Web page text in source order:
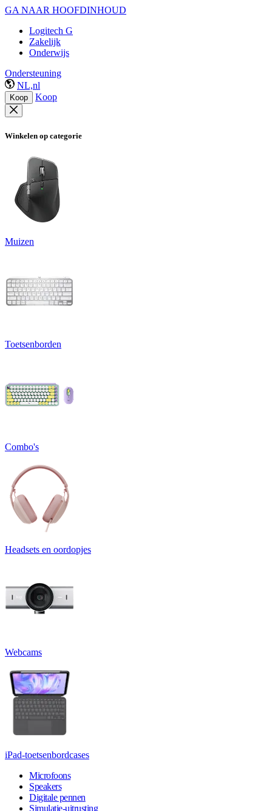
GA NAAR HOOFDINHOUD
Logitech G
Zakelijk
Onderwijs
Ondersteuning
NL,nl
Koop Koop
Winkelen op categorie
Muizen
Toetsenborden
Combo's
Headsets en oordopjes
Webcams
iPad-toetsenbordcases
Microfoons
Speakers
Digitale pennen
Simulatie-uitrusting